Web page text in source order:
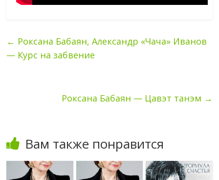
← Роксана Бабаян, Александр «Чача» Иванов
— Курс на забвение
Роксана Бабаян — Цавэт танэм →
Вам также понравится